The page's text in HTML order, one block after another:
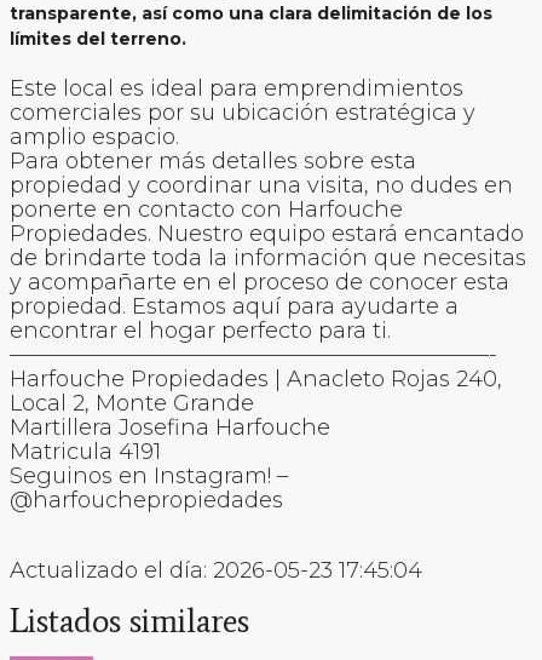
transparente, así como una clara delimitación de los
límites del terreno.
Este local es ideal para emprendimientos
comerciales por su ubicación estratégica y
amplio espacio.
Para obtener más detalles sobre esta
propiedad y coordinar una visita, no dudes en
ponerte en contacto con Harfouche
Propiedades. Nuestro equipo estará encantado
de brindarte toda la información que necesitas
y acompañarte en el proceso de conocer esta
propiedad. Estamos aquí para ayudarte a
encontrar el hogar perfecto para ti.
——————————————————————-
Harfouche Propiedades | Anacleto Rojas 240,
Local 2, Monte Grande
Martillera Josefina Harfouche
Matricula 4191
Seguinos en Instagram! –
@harfouchepropiedades
Actualizado el día: 2026-05-23 17:45:04
Listados similares